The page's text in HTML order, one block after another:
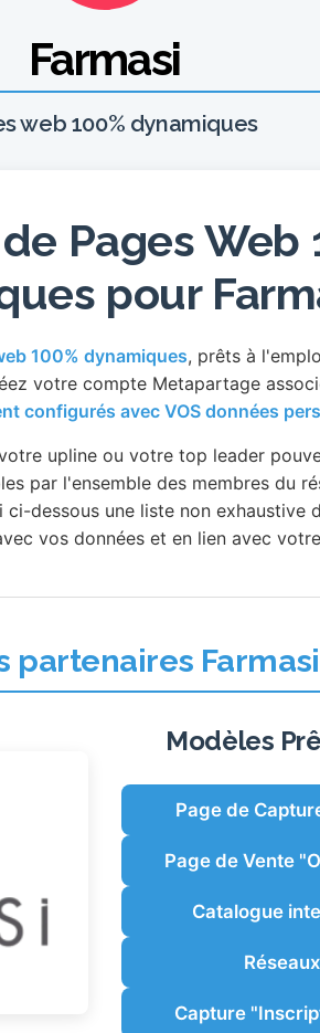
Farmasi
web 100% dynamiques
Pages Web
pour
100% dynamiques, prêts à
votre compte Metapartage
configurés avec VOS données
upline ou votre top leader
par l'ensemble des membres du
dessous une liste non exhaustive
vos données et en lien avec
partenaires Farmasi
Modèles
Page de
Page de Vente
Catalogue
Capture